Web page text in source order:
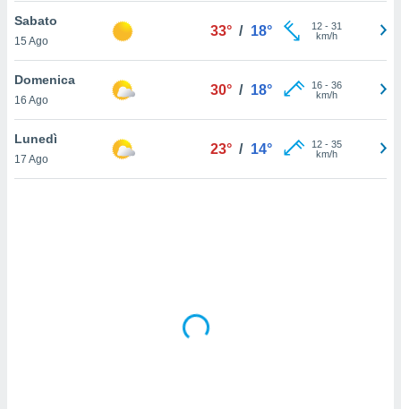
nella
cookie
in
Sabato
15 Ago
33° / 18° 12- 31
km/h
Domenica
16 Ago
30° / 18° 16- 36
km/h
Lunedì
17 Ago
23° / 14° 12- 35
km/h